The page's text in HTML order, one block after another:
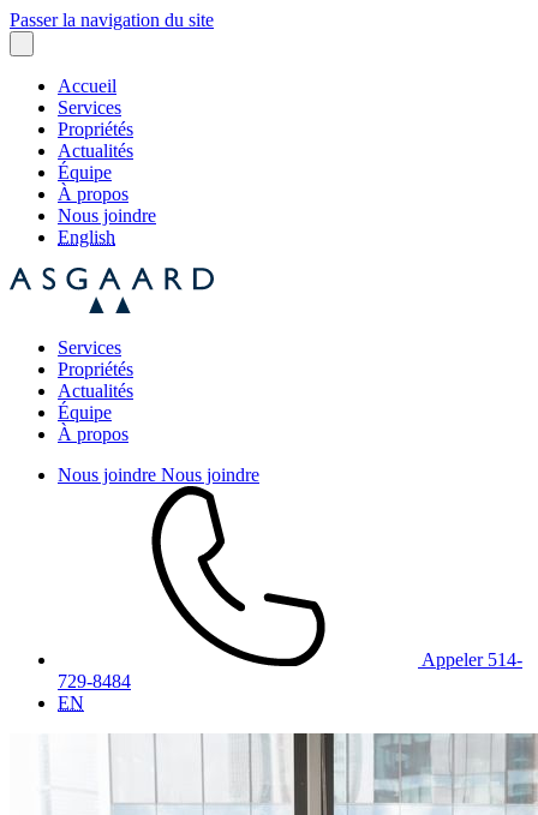
Passer la navigation du site
Accueil
Services
Propriétés
Actualités
Équipe
À propos
Nous joindre
English
Services
Propriétés
Actualités
Équipe
À propos
Nous joindre Nous joindre
Appeler 514-
729-8484
EN